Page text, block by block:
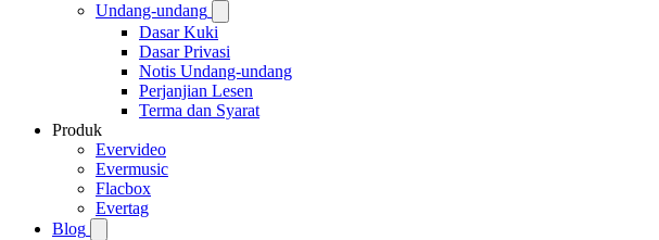
Undang-undang
Dasar Kuki
Dasar Privasi
Notis Undang-undang
Perjanjian Lesen
Terma dan Syarat
Produk
Evervideo
Evermusic
Flacbox
Evertag
Blog